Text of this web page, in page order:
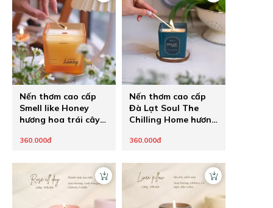
Nến thơm cao cấp
Smell like Honey
hương hoa trái cây
360.000đ
Nến thơm cao cấp
Đà Lạt Soul The
Chilling Home hương
360.000đ